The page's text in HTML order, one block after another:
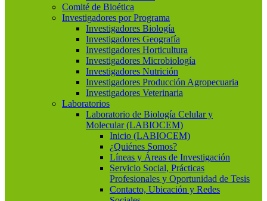
Comité de Bioética
Investigadores por Programa
Investigadores Biología
Investigadores Geografía
Investigadores Horticultura
Investigadores Microbiología
Investigadores Nutrición
Investigadores Producción Agropecuaria
Investigadores Veterinaria
Laboratorios
Laboratorio de Biología Celular y
Molecular (LABIOCEM)
Inicio (LABIOCEM)
¿Quiénes Somos?
Líneas y Áreas de Investigación
Servicio Social, Prácticas
Profesionales y Oportunidad de Tesis
Contacto, Ubicación y Redes